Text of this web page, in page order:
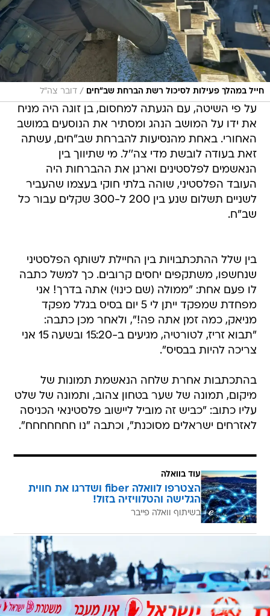
חייל במהלך פעילות לסיכול רשת הברחת שב"חים / דובר צה"ל
על פי השיטה, עם הגעתה למחסום, בן זוגה היה מניח
את ידו על המושב הנהג ומסתיר את הנוסעים במושב
האחורי. באחת מהנסיעות להברחת שב"חים, עשתה
זאת בעודה לובשת מדי צה''ל. מי שתיווך בין
הנאשמים לפלסטינים וארגן את ההברחות היה
העובד הפלסטיני, שוהה בלתי חוקי בעצמו שהעביר
לשניים תשלום שנע בין 200 ל-300 שקלים עבור כל
שב"ח.
בין שלל ההתכתבויות בין החיילת לשותף הפלסטיני
שנחשפו, משתקפים יחסים קרובים. כך למשל כתבה
לו פעם אחת: "ממולה (שם כינוי) אתה בדרך! אני
מפחדת שמפקד ייתן לי 5 יום בסיס בגלל מפקד
מניאק, כמה זמן אתה פה!", ולאחר מכן כתבה:
"תבוא זריז, לטורטיה, מגיעים ב-15:20 ובשעה 15 אני
צריכה להיות בבסיס".
בהתכתבות אחרת שלחה הנאשמת תמונות של
מיקום, תמונה של שער בטחון צהוב, ותמונה של שלט
עליו כתוב: "כביש זה מוביל ליישוב פלסטינאי הכניסה
לאזרחים ישראלים מסוכנת", וכתבה "נו חחחחחחח".
עוד בוואלה
הצטרפו לוואלה fiber ושדרגו את חווית
הגלישה והטלוויזיה בזול!
בשיתוף וואלה פייבר